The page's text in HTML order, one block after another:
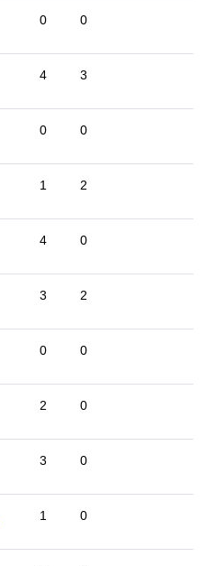
0 0
4 3
0 0
1 2
4 0
3 2
0 0
2 0
3 0
1 0